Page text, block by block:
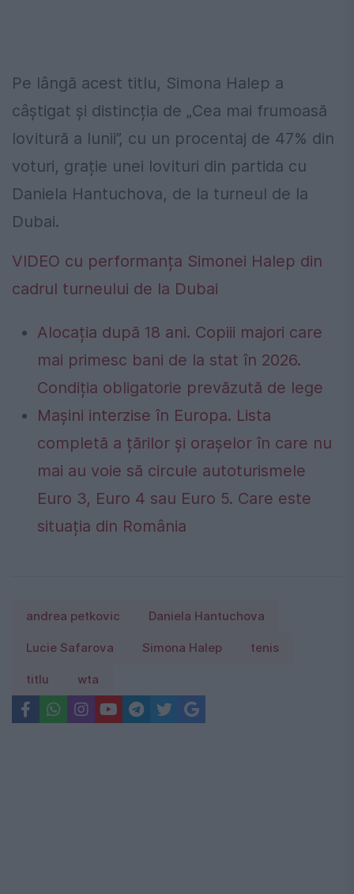
Pe lângă acest titlu, Simona Halep a
câștigat și distincția de „Cea mai frumoasă
lovitură a lunii”, cu un procentaj de 47% din
voturi, grație unei lovituri din partida cu
Daniela Hantuchova, de la turneul de la
Dubai.
VIDEO cu performanța Simonei Halep din
cadrul turneului de la Dubai
Alocația după 18 ani. Copiii majori care
mai primesc bani de la stat în 2026.
Condiția obligatorie prevăzută de lege
Mașini interzise în Europa. Lista
completă a țărilor și orașelor în care nu
mai au voie să circule autoturismele
Euro 3, Euro 4 sau Euro 5. Care este
situația din România
andrea petkovic Daniela Hantuchova
Lucie Safarova Simona Halep tenis
titlu wta